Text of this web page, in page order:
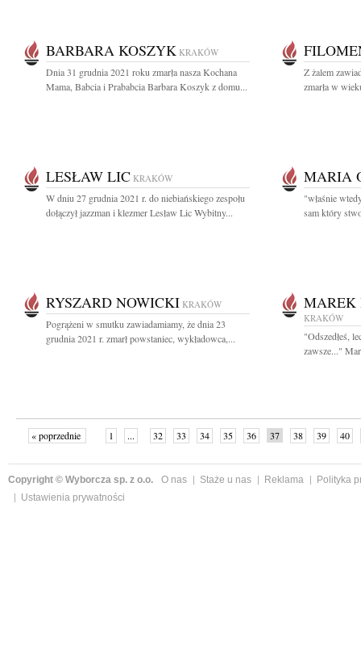
BARBARA KOSZYK KRAKÓW
Dnia 31 grudnia 2021 roku zmarła nasza Kochana
Mama, Babcia i Prababcia Barbara Koszyk z domu...
Z żalem
zmarła w
LESŁAW LIC KRAKÓW
W dniu 27 grudnia 2021 r. do niebiańskiego zespołu
dołączył jazzman i klezmer Lesław Lic Wybitny...
MARIA
"właśnie
sam który
RYSZARD NOWICKI KRAKÓW
Pogrążeni w smutku zawiadamiamy, że dnia 23
grudnia 2021 r. zmarł powstaniec, wykładowca,...
MAREK
KRAKÓW
"Odszedłeś,
zawsze..."
« poprzednie 1 ... 32 33 34 35 36 37 38 39
40
Copyright © Wyborcza sp. z o.o. O nas Staże u nas Reklama
Polityka
Ustawienia prywatności